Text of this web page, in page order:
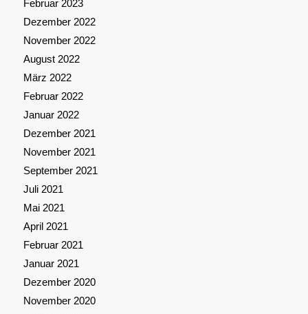
Februar 2023
Dezember 2022
November 2022
August 2022
März 2022
Februar 2022
Januar 2022
Dezember 2021
November 2021
September 2021
Juli 2021
Mai 2021
April 2021
Februar 2021
Januar 2021
Dezember 2020
November 2020